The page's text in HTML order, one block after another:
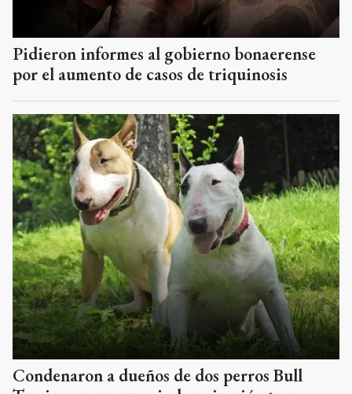
Pidieron informes al gobierno bonaerense
por el aumento de casos de triquinosis
Condenaron a dueños de dos perros Bull